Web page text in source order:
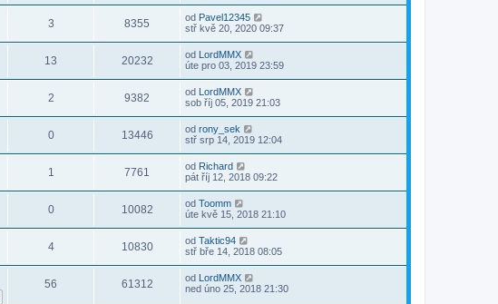
3 8355 od Pavel12345
stř kvě 20, 2020 09:37
13 20232 od LordMMX
úte pro 03, 2019 23:59
2 9382 od LordMMX
sob říj 05, 2019 21:03
0 13446 od rony_sek
stř srp 14, 2019 12:04
1 7761 od Richard
pát říj 12, 2018 09:22
0 10082 od Toomm
úte kvě 15, 2018 21:10
4 10830 od Taktic94
stř bře 14, 2018 08:05
56 61312 od LordMMX
ned úno 25, 2018 21:30